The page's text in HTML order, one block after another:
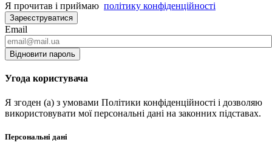
Я прочитав і приймаю політику конфіденційності
Зареєструватися
Email
Відновити пароль
Угода користувача
Я згоден (а) з умовами Політики конфіденційності і дозволяю
використовувати мої персональні дані на законних підставах.
Персональні дані